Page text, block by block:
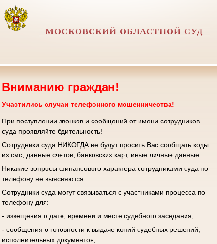
МОСКОВСКИЙ ОБЛАСТНОЙ СУД
Вниманию граждан!
Участились случаи телефонного мошенничества!
При поступлении звонков и сообщений от имени сотрудников
суда проявляйте бдительность!
Сотрудники суда НИКОГДА не будут просить Вас сообщать коды
из смс, данные счетов, банковских карт, иные личные данные.
Никакие вопросы финансового характера сотрудниками суда по
телефону не выясняются.
Сотрудники суда могут связываться с участниками процесса по
телефону для:
- извещения о дате, времени и месте судебного заседания;
- сообщения о готовности к выдаче копий судебных решений,
исполнительных документов;